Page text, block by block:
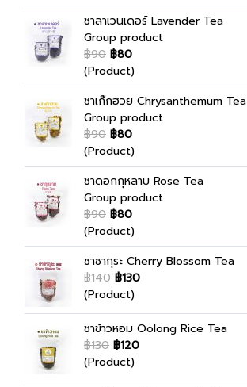
ชาลาเวนเดอร์ Lavender Tea
Group product
฿90 ฿80
(Product)
ชาเก๊กฮวย Chrysanthemum Tea
Group product
฿90 ฿80
(Product)
ชาดอกกุหลาบ Rose Tea
Group product
฿90 ฿80
(Product)
ชาซากุระ Cherry Blossom Tea
฿140 ฿130
(Product)
ชาข้าวหอม Oolong Rice Tea
฿130 ฿120
(Product)